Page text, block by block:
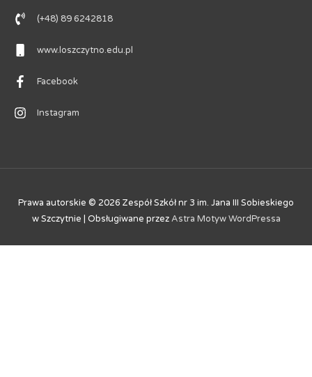
(+48) 89 6242818
www.loszczytno.edu.pl
Facebook
Instagram
Prawa autorskie © 2026 Zespół Szkół nr 3 im. Jana III Sobieskiego
w Szczytnie | Obsługiwane przezAstra Motyw WordPressa